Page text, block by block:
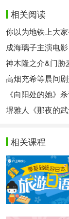
相关阅读
你以为地铁上大
成海璃子主演电
神木隆之介&门胁
高畑充希等晨间
《向阳处的她》
堺雅人《那夜的
相关课程